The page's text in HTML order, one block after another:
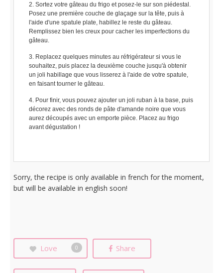
Sortez votre gâteau du frigo et posez-le sur son piédestal.
Posez une première couche de glaçage sur la tête, puis à
l'aide d'une spatule plate, habillez le reste du gâteau.
Remplissez bien les creux pour cacher les imperfections du
gâteau.
Replacez quelques minutes au réfrigérateur si vous le
souhaitez, puis placez la deuxième couche jusqu'à obtenir
un joli habillage que vous lisserez à l'aide de votre spatule,
en faisant tourner le gâteau.
Pour finir, vous pouvez ajouter un joli ruban à la base, puis
décorez avec des ronds de pâte d'amande noire que vous
aurez découpés avec un emporte pièce. Placez au frigo
avant dégustation !
Sorry, the recipe is only available in french for the moment,
but will be available in english soon!
Love 0 Share